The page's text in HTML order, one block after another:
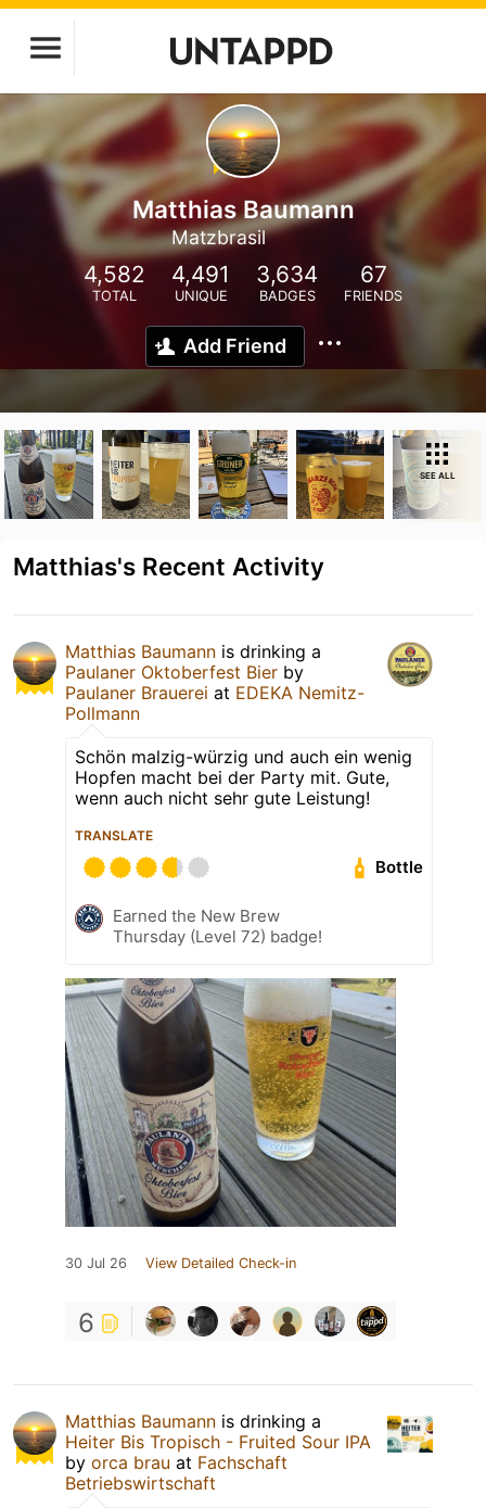
Matthias Baumann
Matzbrasil
4,582
TOTAL
4,491
UNIQUE
3,634
BADGES
67
FRIENDS
Add Friend
SEE ALL
Matthias's Recent Activity
Matthias Baumann is drinking a
Paulaner Oktoberfest Bier by
Paulaner Brauerei at EDEKA Nemitz-
Pollmann
Schön malzig-würzig und auch ein wenig
Hopfen macht bei der Party mit. Gute,
wenn auch nicht sehr gute Leistung!
TRANSLATE
Bottle
Earned the New Brew
Thursday (Level 72) badge!
30 Jul 26 View Detailed Check-in
6
Matthias Baumann is drinking a
Heiter Bis Tropisch - Fruited Sour IPA
by orca brau at Fachschaft
Betriebswirtschaft